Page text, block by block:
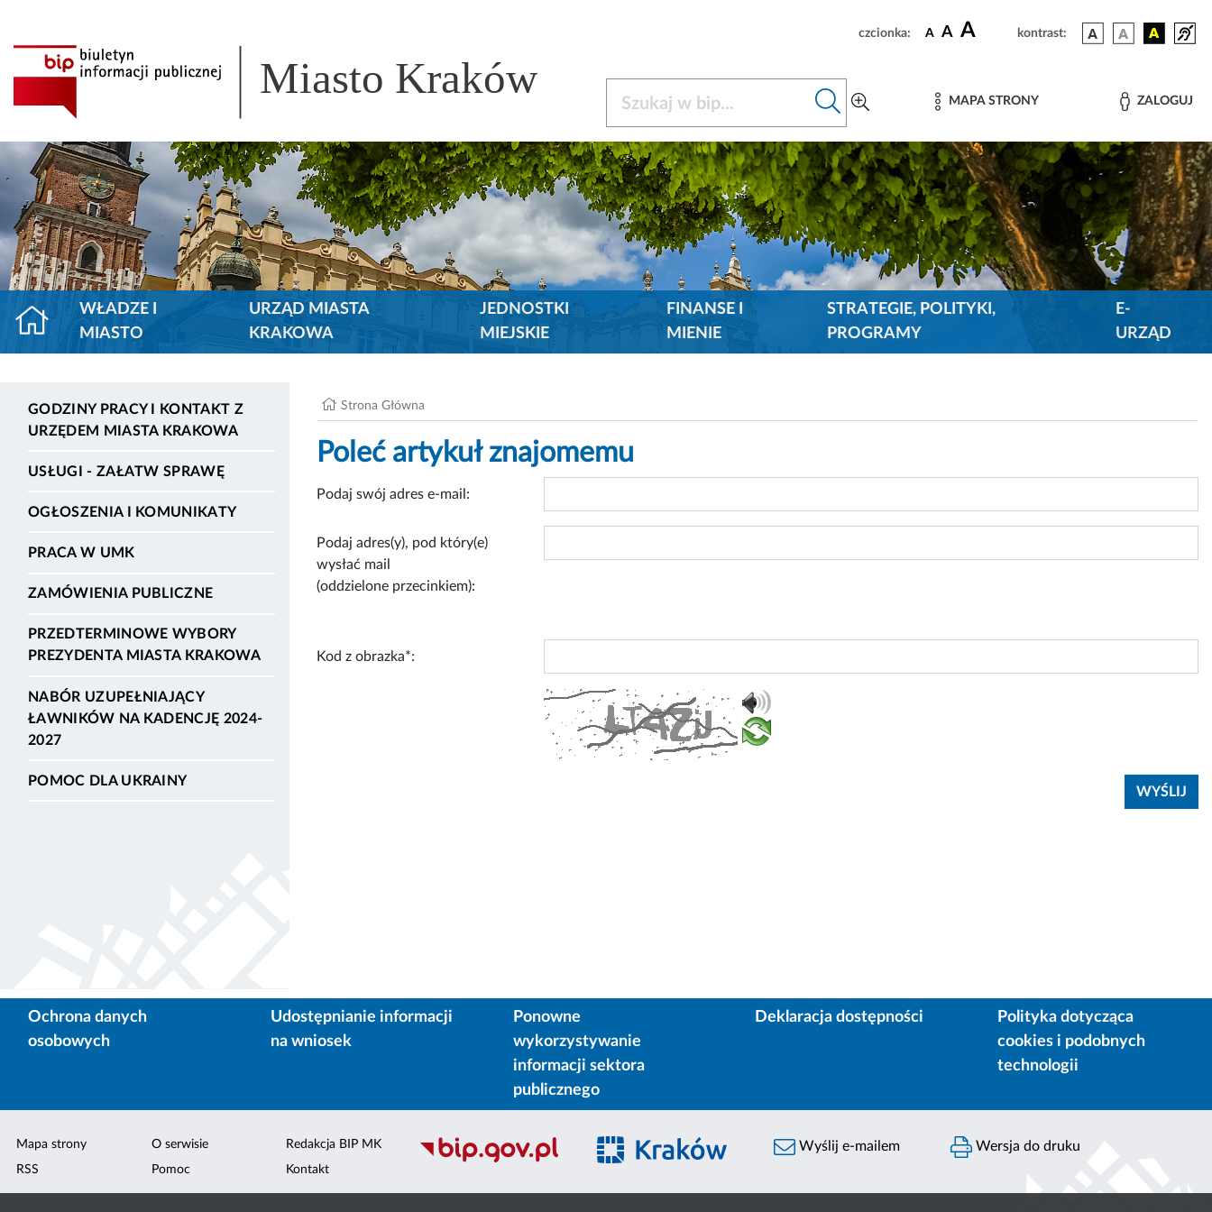
czcionka: A A A kontrast:
Miasto Kraków MAPA STRONY ZALOGUJ
WŁADZE I
MIASTO
URZĄD MIASTA
KRAKOWA
JEDNOSTKI
MIEJSKIE
FINANSE I
MIENIE
STRATEGIE, POLITYKI,
PROGRAMY
E-
URZĄD
GODZINY PRACY I KONTAKT Z
URZĘDEM MIASTA KRAKOWA
USŁUGI - ZAŁATW SPRAWĘ
OGŁOSZENIA I KOMUNIKATY
PRACA W UMK
ZAMÓWIENIA PUBLICZNE
PRZEDTERMINOWE WYBORY
PREZYDENTA MIASTA KRAKOWA
NABÓR UZUPEŁNIAJĄCY
ŁAWNIKÓW NA KADENCJĘ 2024-
2027
POMOC DLA UKRAINY
Strona Główna
Poleć artykuł znajomemu
Podaj swój adres e-mail:
Podaj adres(y), pod który(e)
wysłać mail
(oddzielone przecinkiem):
Kod z obrazka*:
Ochrona danych
osobowych
Udostępnianie informacji
na wniosek
Ponowne
wykorzystywanie
informacji sektora
publicznego
Deklaracja dostępności
Polityka dotycząca
cookies i podobnych
technologii
Mapa strony
RSS
O serwisie
Pomoc
Redakcja BIP MK
Kontakt
Wyślij e-mailem Wersja do druku